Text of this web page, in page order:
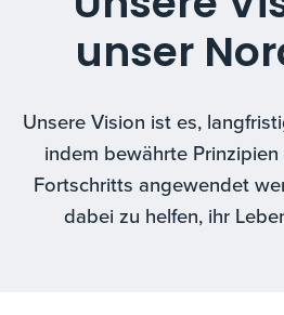
unser
Unsere Vision ist es,
indem bewährte
Fortschritts angewendet
dabei zu helfen, ihr